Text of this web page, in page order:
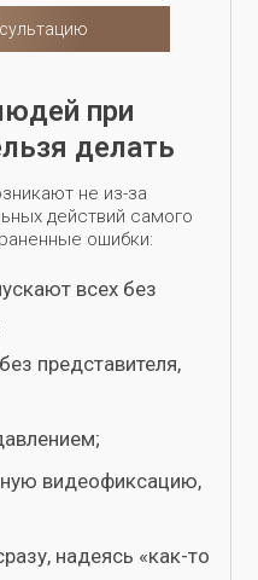
при
делать
не из-за
действий самого
ошибки:
всех без
представителя,
видеофиксацию,
надеясь «как-то